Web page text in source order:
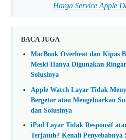
Harga Service Apple
BACA JUGA
MacBook Overheat dan Kipas
Meski Hanya Digunakan
Solusinya
Apple Watch Layar Tidak
Bergetar atau Mengeluarkan
dan Solusinya
iPad Layar Tidak Responsif
Terjatuh? Kenali Penyebabnya